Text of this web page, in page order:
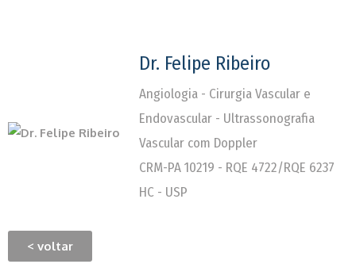
Dr. Felipe Ribeiro
Angiologia - Cirurgia Vascular e
Endovascular - Ultrassonografia
Vascular com Doppler
CRM-PA 10219 - RQE 4722/RQE 6237
HC - USP
< voltar